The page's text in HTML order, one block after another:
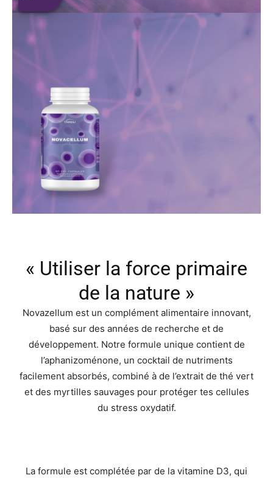
« Utiliser la force primaire
de la nature »
Novazellum est un complément alimentaire innovant,
basé sur des années de recherche et de
développement. Notre formule unique contient de
l’aphanizoménone, un cocktail de nutriments
facilement absorbés, combiné à de l’extrait de thé vert
et des myrtilles sauvages pour protéger tes cellules
du stress oxydatif.
La formule est complétée par de la vitamine D3, qui